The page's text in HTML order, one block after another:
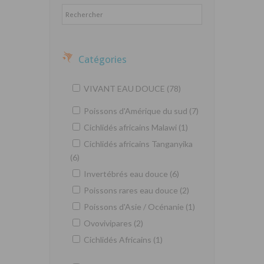
Catégories
VIVANT EAU DOUCE (78)
Poissons d'Amérique du sud (7)
Cichlidés africains Malawi (1)
Cichlidés africains Tanganyika
(6)
Invertébrés eau douce (6)
Poissons rares eau douce (2)
Poissons d'Asie / Océnanie (1)
Ovovivipares (2)
Cichlidés Africains (1)